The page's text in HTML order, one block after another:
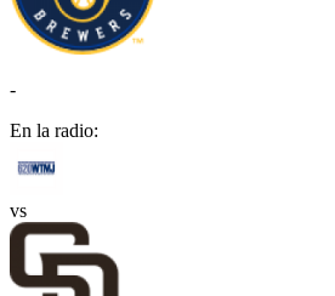
-
En la radio:
vs